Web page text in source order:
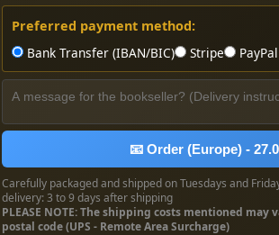
Preferred payment method:
Bank Transfer (IBAN/BIC)
Stripe PayPal
📧 Order (Europe) -
Carefully packaged and shipped on Tuesdays and
delivery: 3 to 9 days after shipping
PLEASE NOTE: The shipping costs mentioned
postal code (UPS - Remote Area Surcharge)